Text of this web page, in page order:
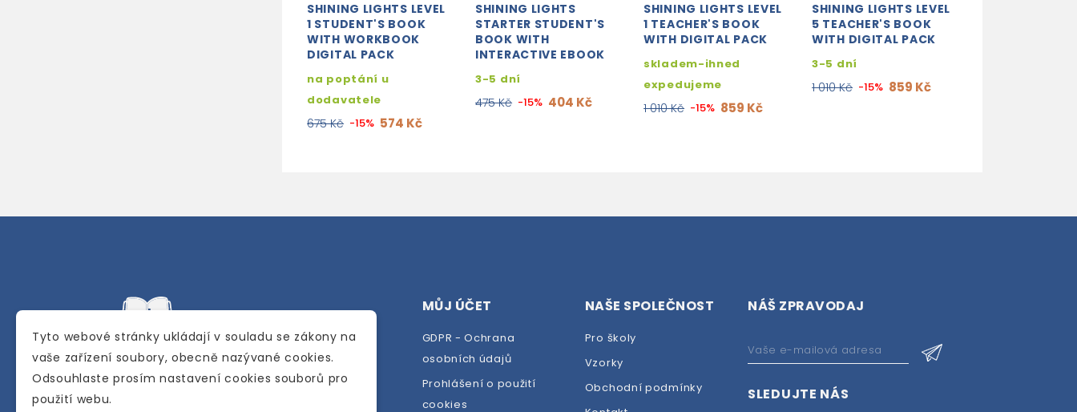
SHINING LIGHTS LEVEL
1 STUDENT'S BOOK
WITH WORKBOOK
DIGITAL PACK
na poptání u
dodavatele
675 Kč -15% 574 Kč
SHINING LIGHTS
STARTER STUDENT'S
BOOK WITH
INTERACTIVE EBOOK
3-5 dní
475 Kč -15% 404 Kč
SHINING LIGHTS LEVEL
1 TEACHER'S BOOK
WITH DIGITAL PACK
skladem-ihned
expedujeme
1 010 Kč -15% 859 Kč
SHINING LIGHTS LEVEL
5 TEACHER'S BOOK
WITH DIGITAL PACK
3-5 dní
1 010 Kč -15% 859 Kč
Internetové a kamenné knihkupectví se
MŮJ ÚČET
GDPR - Ochrana
osobních údajů
Prohlášení o použití
cookies
NAŠE SPOLEČNOST
Pro školy
Vzorky
Obchodní podmínky
NÁŠ ZPRAVODAJ
SLEDUJTE NÁS
Tyto webové stránky ukládají v souladu se zákony na
vaše zařízení soubory, obecně nazývané cookies.
Odsouhlaste prosím nastavení cookies souborů pro
použití webu.